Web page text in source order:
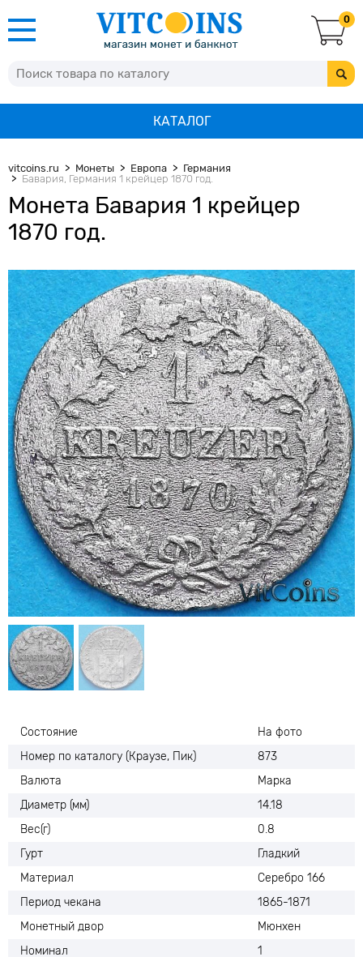
0
КАТАЛОГ
vitcoins.ru Монеты Европа
Германия
Бавария, Германия 1 крейцер 1870 год.
Монета Бавария 1 крейцер
1870 год.
Состояние
На фото
Номер по каталогу (Краузе, Пик)
873
Валюта
Марка
Диаметр (мм)
14.18
Вес(г)
0.8
Гурт
Гладкий
Материал
Серебро 166
Период чекана
1865-1871
Монетный двор
Мюнхен
Номинал
1